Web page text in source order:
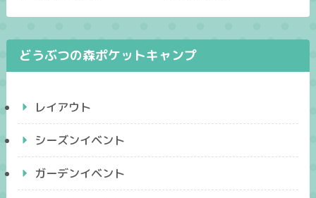
どうぶつの森ポケットキャンプ
レイアウト
シーズンイベント
ガーデンイベント